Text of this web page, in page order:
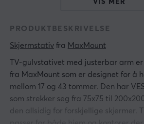
VIS MER
PRODUKTBESKRIVELSE
Skjermstativ fra MaxMount
TV-gulvstativet med justerbar arm
fra MaxMount som er designet for å
mellom 17 og 43 tommer. Den har
som strekker seg fra 75x75 til
den allsidig for forskjellige skjermer.